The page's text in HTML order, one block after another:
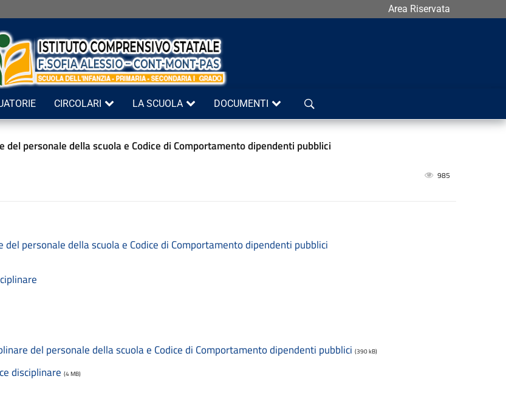
Area Riservata
Cerca
CIRCOLARI LA SCUOLA DOCUMENTI
del personale della scuola e Codice di Comportamento dipendenti pubblici
985
del personale della scuola e Codice di Comportamento dipendenti pubblici
del personale della scuola e Codice di Comportamento dipendenti pubblici (390 kB)
disciplinare (4 MB)